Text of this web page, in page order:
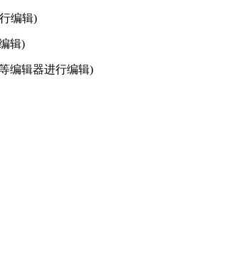
编辑)
辑)
编辑器进行编辑)